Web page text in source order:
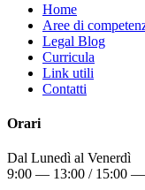
Home
Aree di
Legal Blog
Curricula
Link utili
Contatti
Orari
Dal Lunedì al Venerdì
9:00 — 13:00 / 15:00 —